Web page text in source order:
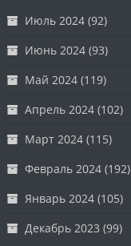
Июль 2024 (92)
Июнь 2024 (93)
Май 2024 (119)
Апрель 2024 (102)
Март 2024 (115)
Февраль 2024 (192)
Январь 2024 (105)
Декабрь 2023 (99)